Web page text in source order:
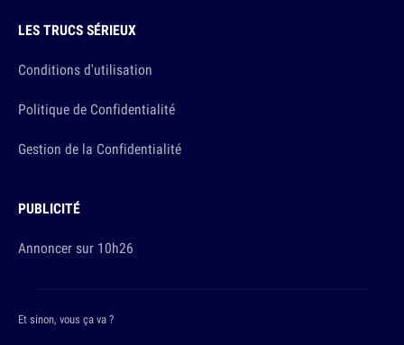
LES TRUCS SÉRIEUX
Conditions d'utilisation
Politique de Confidentialité
Gestion de la Confidentialité
PUBLICITÉ
Annoncer sur 10h26
Et sinon, vous ça va ?